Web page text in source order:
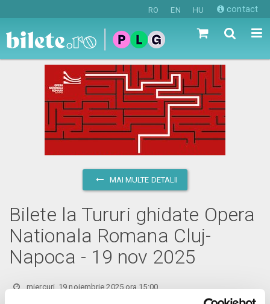
RO EN HU contact
MAI MULTE DETALII
Bilete la Tururi ghidate Opera
Nationala Romana Cluj-
Napoca - 19 nov 2025
miercuri, 19 noiembrie 2025 ora 15:00
vezi pe harta